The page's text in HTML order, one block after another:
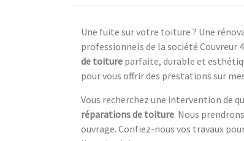
Une fuite sur votre toiture ? Une
professionnels de la société Couvreur
de toiture parfaite, durable et
pour vous offrir des prestations sur
Vous recherchez une intervention de
réparations de toiture. Nous
ouvrage. Confiez-nous vos travaux